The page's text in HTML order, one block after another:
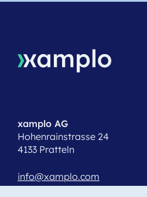
xamplo AG
Hohenrainstrasse 24
4133 Pratteln
info@xamplo.com